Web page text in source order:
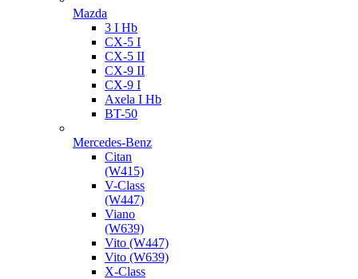
Mazda
3 I Hb
CX-5 I
CX-5 II
CX-9 II
CX-9 I
Axela I Hb
BT-50
Mercedes-Benz
Citan
(W415)
V-Class
(W447)
Viano
(W639)
Vito (W447)
Vito (W639)
X-Class